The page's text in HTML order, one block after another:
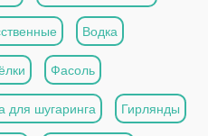
Водка
Фасоль
для шугаринга Гирлянды